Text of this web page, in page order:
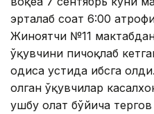
эрталаб соат 6:00
Жиноятчи №11
ўқувчини пичоқлаб
ҳодиса устида ҳибсга
олган ўқувчилар
ушбу ҳолат бўйича